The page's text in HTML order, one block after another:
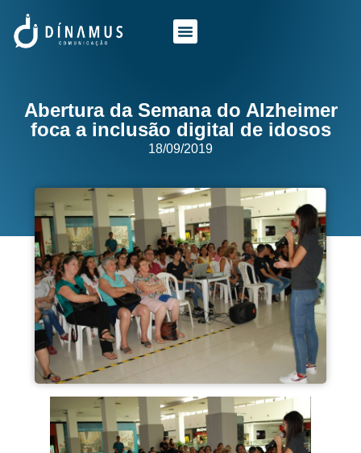
Abertura da Semana do Alzheimer
foca a inclusão digital de idosos
18/09/2019